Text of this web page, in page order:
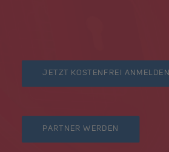
JETZT KOSTENFREI ANMELDEN
PARTNER WERDEN